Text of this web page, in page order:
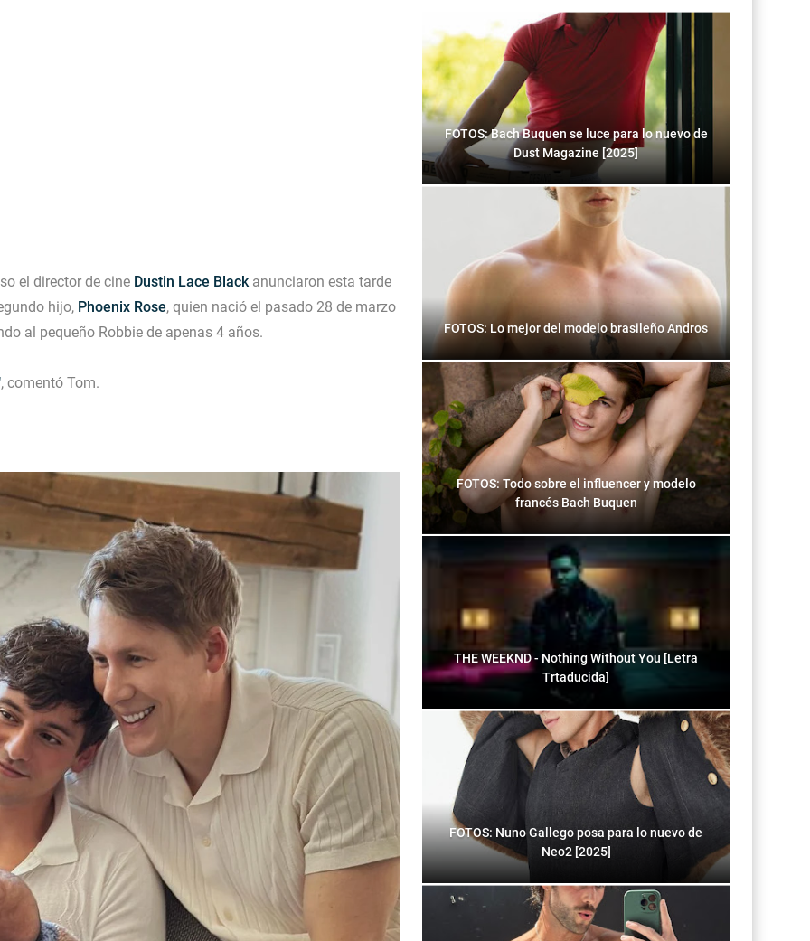
el director de cine Dustin Lace Blackanunciaron esta tarde
hijo, Phoenix Rose, quien nació el pasado 28 de marzo
al pequeño Robbie de apenas 4 años.
, comentó Tom.
FOTOS: Bach Buquen se luce para lo nuevo de
Dust Magazine [2025]
FOTOS: Lo mejor del modelo brasileño Andros
FOTOS: Todo sobre el influencer y modelo
francés Bach Buquen
THE WEEKND - Nothing Without You [Letra
Trtaducida]
FOTOS: Nuno Gallego posa para lo nuevo de
Neo2 [2025]